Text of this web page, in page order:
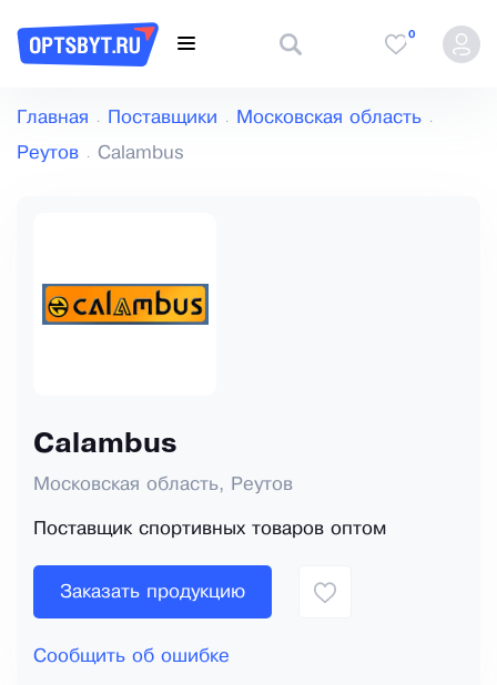
0
Главная Поставщики Московская область
Реутов Calambus
Calambus
Московская область, Реутов
Поставщик спортивных товаров оптом
Заказать продукцию
Сообщить об ошибке